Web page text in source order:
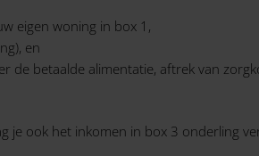
eigen woning in box 1,
en
de betaalde alimentatie, aftrek van
je ook het inkomen in box 3 onderling